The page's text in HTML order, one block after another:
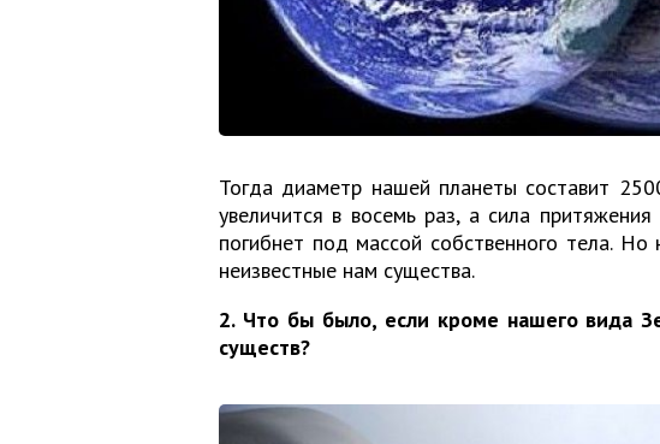
Тогда диаметр нашей планеты составит
увеличится в восемь раз, а сила
погибнет под массой собственного тела.
неизвестные нам существа.
2. Что бы было, если кроме нашего вида
существ?